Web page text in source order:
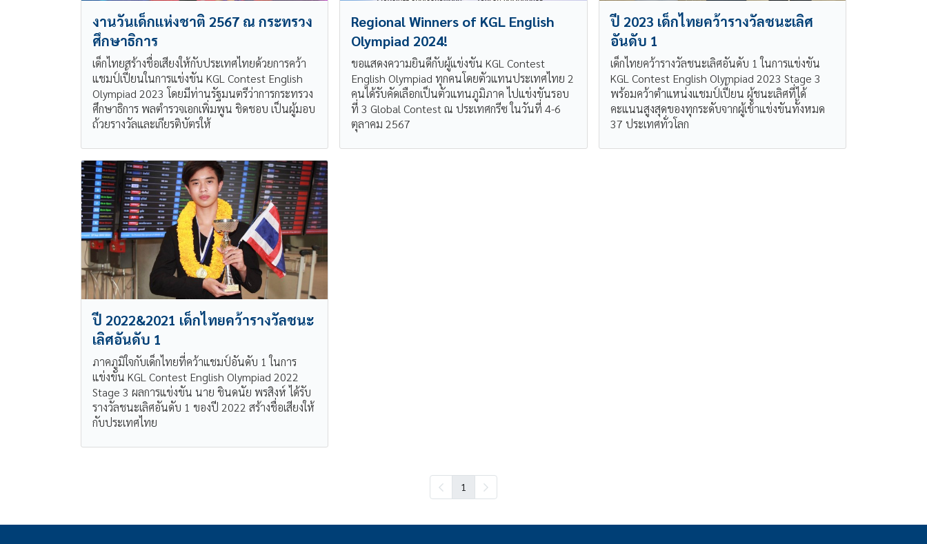
งานวันเด็กแห่งชาติ 2567 ณ กระทรวง
ศึกษาธิการ
เด็กไทยสร้างชื่อเสียงให้กับประเทศไทยด้วยการคว้า
แชมป์เปี้ยนในการแข่งขัน KGL Contest English
Olympiad 2023 โดยมีท่านรัฐมนตรีว่าการกระทรวง
ศึกษาธิการ พลตำรวจเอกเพิ่มพูน ชิดชอบ เป็นผู้มอบ
ถ้วยรางวัลและเกียรติบัตรให้
Regional Winners of KGL English
Olympiad 2024!
ขอแสดงความยินดีกับผู้แข่งขัน KGL Contest
English Olympiad ทุกคนโดยตัวแทนประเทศไทย 2
คนได้รับคัดเลือกเป็นตัวแทนภูมิภาค ไปแข่งขันรอบ
ที่ 3 Global Contest ณ ประเทศกรีซ ในวันที่ 4-6
ตุลาคม 2567
ปี 2023 เด็กไทยคว้ารางวัลชนะเลิศ
อันดับ 1
เด็กไทยคว้ารางวัลชนะเลิศอันดับ 1 ในการแข่งขัน
KGL Contest English Olympiad 2023 Stage 3
พร้อมคว้าตำแหน่งแชมป์เปี้ยน ผู้ชนะเลิศที่ได้
คะแนนสูงสุดของทุกระดับจากผู้เข้าแข่งขันทั้งหมด
37 ประเทศทั่วโลก
ปี 2022&2021 เด็กไทยคว้ารางวัลชนะ
เลิศอันดับ 1
ภาคภูมิใจกับเด็กไทยที่คว้าแชมป์อันดับ 1 ในการ
แข่งขัน KGL Contest English Olympiad 2022
Stage 3 ผลการแข่งขัน นาย ชินดนัย พรสิงห์ ได้รับ
รางวัลชนะเลิศอันดับ 1 ของปี 2022 สร้างชื่อเสียงให้
กับประเทศไทย
1